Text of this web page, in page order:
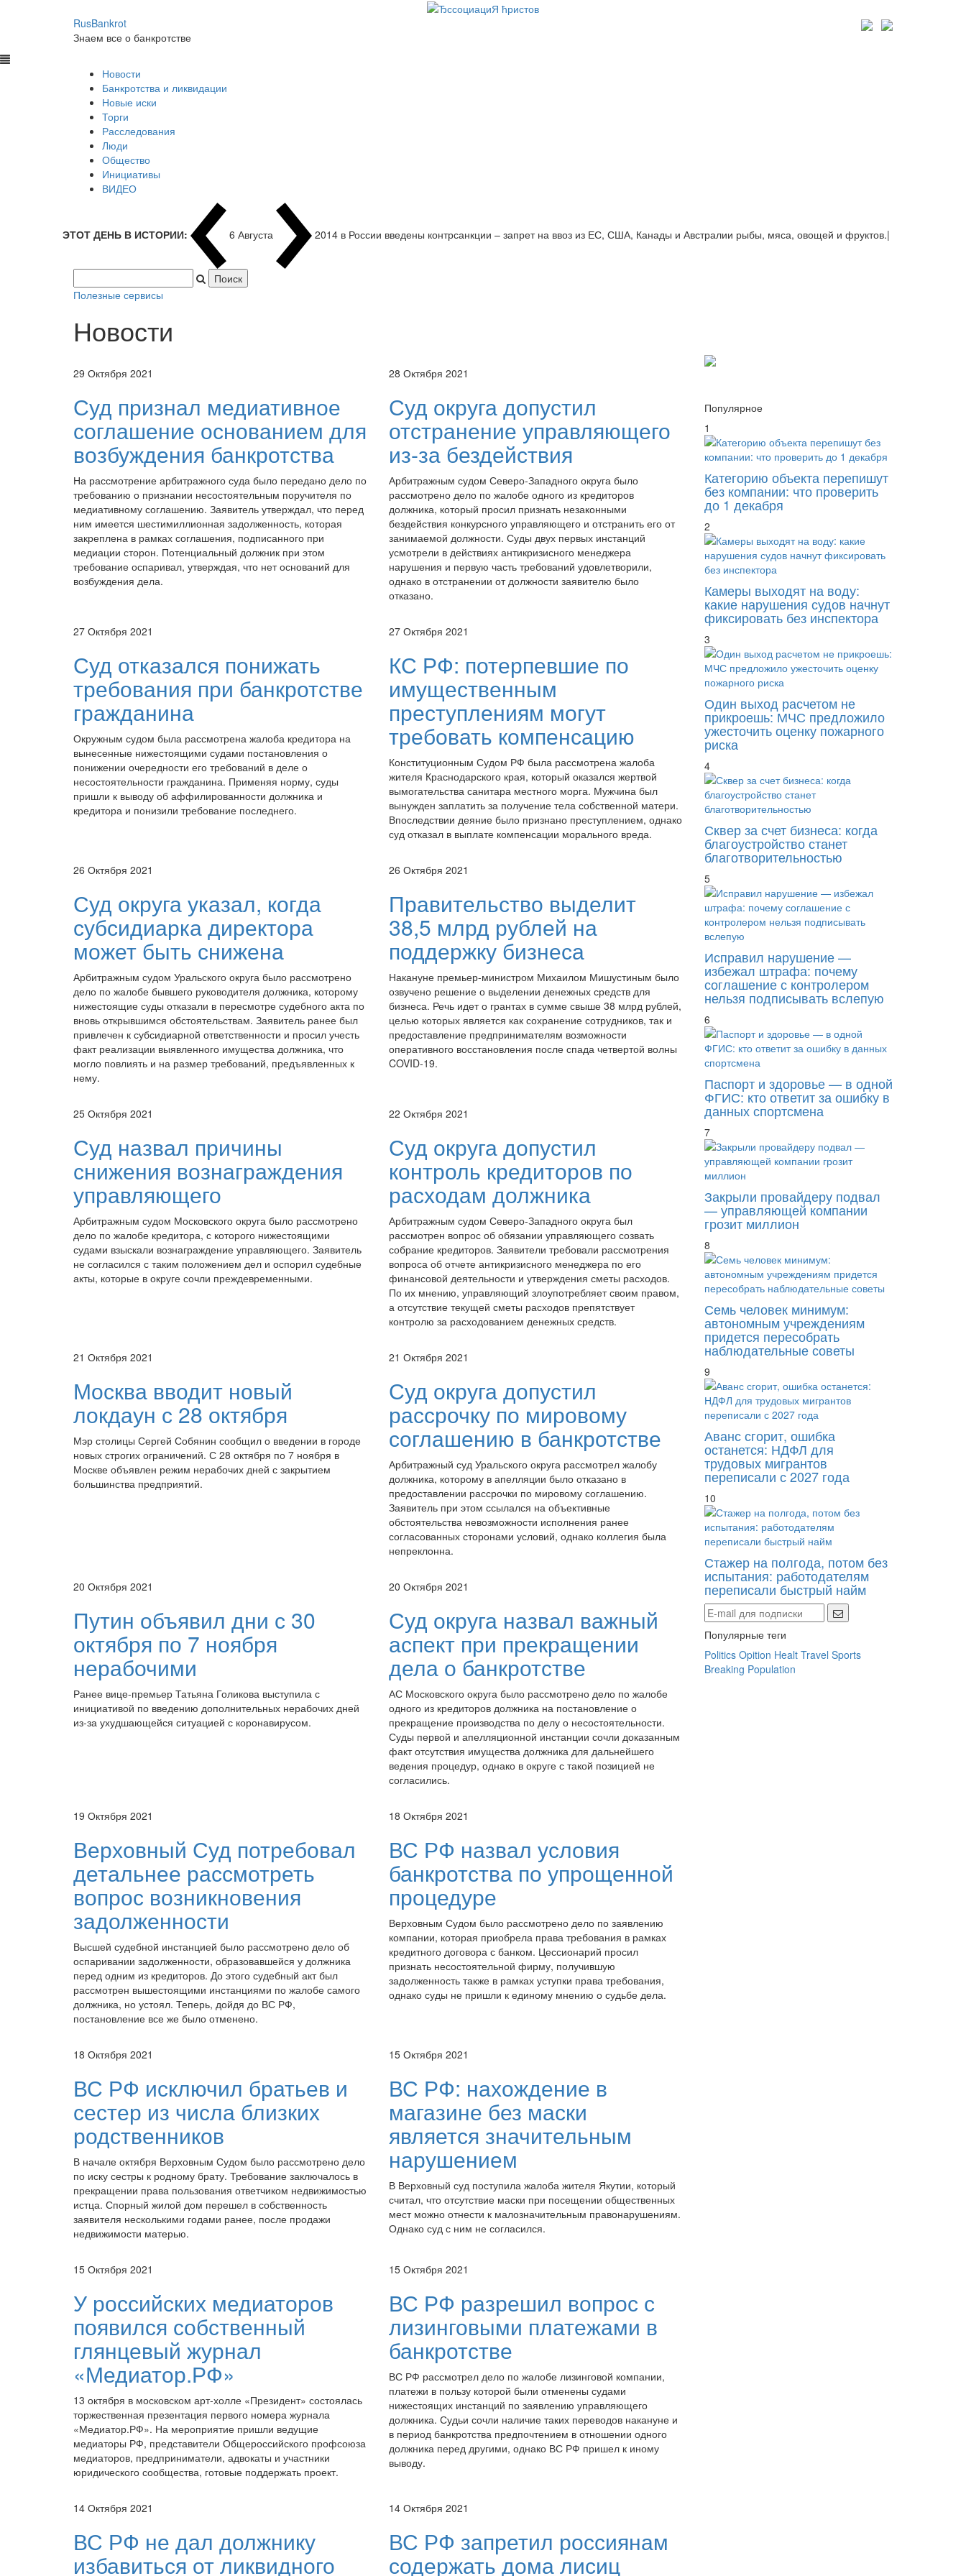
RusBankrot
Знаем все о банкротстве
Новости
Банкротства и ликвидации
Новые иски
Торги
Расследования
Люди
Общество
Инициативы
ВИДЕО
ЭТОТ ДЕНЬ В ИСТОРИИ: 6 Августа 2014 в России введены контрсанкции – запрет на ввоз из ЕС, США, Канады и Австралии рыбы, мяса, овощей и фруктов.|
Полезные сервисы
Новости
29 Октября 2021
Суд признал медиативное
соглашение основанием для
возбуждения банкротства
На рассмотрение арбитражного суда было передано дело по
требованию о признании несостоятельным поручителя по
медиативному соглашению. Заявитель утверждал, что перед
ним имеется шестимиллионная задолженность, которая
закреплена в рамках соглашения, подписанного при
медиации сторон. Потенциальный должник при этом
требование оспаривал, утверждая, что нет оснований для
возбуждения дела.
28 Октября 2021
Суд округа допустил
отстранение управляющего
из-за бездействия
Арбитражным судом Северо-Западного округа было
рассмотрено дело по жалобе одного из кредиторов
должника, который просил признать незаконными
бездействия конкурсного управляющего и отстранить его от
занимаемой должности. Суды двух первых инстанций
усмотрели в действиях антикризисного менеджера
нарушения и первую часть требований удовлетворили,
однако в отстранении от должности заявителю было
отказано.
27 Октября 2021
Суд отказался понижать
требования при банкротстве
гражданина
Окружным судом была рассмотрена жалоба кредитора на
вынесенные нижестоящими судами постановления о
понижении очередности его требований в деле о
несостоятельности гражданина. Применяя норму, суды
пришли к выводу об аффилированности должника и
кредитора и понизили требование последнего.
27 Октября 2021
КС РФ: потерпевшие по
имущественным
преступлениям могут
требовать компенсацию
Конституционным Судом РФ была рассмотрена жалоба
жителя Краснодарского края, который оказался жертвой
вымогательства санитара местного морга. Мужчина был
вынужден заплатить за получение тела собственной матери.
Впоследствии деяние было признано преступлением, однако
суд отказал в выплате компенсации морального вреда.
26 Октября 2021
Суд округа указал, когда
субсидиарка директора
может быть снижена
Арбитражным судом Уральского округа было рассмотрено
дело по жалобе бывшего руководителя должника, которому
нижестоящие суды отказали в пересмотре судебного акта по
вновь открывшимся обстоятельствам. Заявитель ранее был
привлечен к субсидиарной ответственности и просил учесть
факт реализации выявленного имущества должника, что
могло повлиять и на размер требований, предъявленных к
нему.
26 Октября 2021
Правительство выделит
38,5 млрд рублей на
поддержку бизнеса
Накануне премьер-министром Михаилом Мишустиным было
озвучено решение о выделении денежных средств для
бизнеса. Речь идет о грантах в сумме свыше 38 млрд рублей,
целью которых является как сохранение сотрудников, так и
предоставление предпринимателям возможности
оперативного восстановления после спада четвертой волны
COVID-19.
25 Октября 2021
Суд назвал причины
снижения вознаграждения
управляющего
Арбитражным судом Московского округа было рассмотрено
дело по жалобе кредитора, с которого нижестоящими
судами взыскали вознаграждение управляющего. Заявитель
не согласился с таким положением дел и оспорил судебные
акты, которые в округе сочли преждевременными.
22 Октября 2021
Суд округа допустил
контроль кредиторов по
расходам должника
Арбитражным судом Северо-Западного округа был
рассмотрен вопрос об обязании управляющего созвать
собрание кредиторов. Заявители требовали рассмотрения
вопроса об отчете антикризисного менеджера по его
финансовой деятельности и утверждения сметы расходов.
По их мнению, управляющий злоупотребляет своим правом,
а отсутствие текущей сметы расходов препятствует
контролю за расходованием денежных средств.
21 Октября 2021
Москва вводит новый
локдаун с 28 октября
Мэр столицы Сергей Собянин сообщил о введении в городе
новых строгих ограничений. С 28 октября по 7 ноября в
Москве объявлен режим нерабочих дней с закрытием
большинства предприятий.
21 Октября 2021
Суд округа допустил
рассрочку по мировому
соглашению в банкротстве
Арбитражный суд Уральского округа рассмотрел жалобу
должника, которому в апелляции было отказано в
предоставлении рассрочки по мировому соглашению.
Заявитель при этом ссылался на объективные
обстоятельства невозможности исполнения ранее
согласованных сторонами условий, однако коллегия была
непреклонна.
20 Октября 2021
Путин объявил дни с 30
октября по 7 ноября
нерабочими
Ранее вице-премьер Татьяна Голикова выступила с
инициативой по введению дополнительных нерабочих дней
из-за ухудшающейся ситуацией с коронавирусом.
20 Октября 2021
Суд округа назвал важный
аспект при прекращении
дела о банкротстве
АС Московского округа было рассмотрено дело по жалобе
одного из кредиторов должника на постановление о
прекращение производства по делу о несостоятельности.
Суды первой и апелляционной инстанции сочли доказанным
факт отсутствия имущества должника для дальнейшего
ведения процедур, однако в округе с такой позицией не
согласились.
19 Октября 2021
Верховный Суд потребовал
детальнее рассмотреть
вопрос возникновения
задолженности
Высшей судебной инстанцией было рассмотрено дело об
оспаривании задолженности, образовавшейся у должника
перед одним из кредиторов. До этого судебный акт был
рассмотрен вышестоящими инстанциями по жалобе самого
должника, но устоял. Теперь, дойдя до ВС РФ,
постановление все же было отменено.
18 Октября 2021
ВС РФ назвал условия
банкротства по упрощенной
процедуре
Верховным Судом было рассмотрено дело по заявлению
компании, которая приобрела права требования в рамках
кредитного договора с банком. Цессионарий просил
признать несостоятельной фирму, получившую
задолженность также в рамках уступки права требования,
однако суды не пришли к единому мнению о судьбе дела.
18 Октября 2021
ВС РФ исключил братьев и
сестер из числа близких
родственников
В начале октября Верховным Судом было рассмотрено дело
по иску сестры к родному брату. Требование заключалось в
прекращении права пользования ответчиком недвижимостью
истца. Спорный жилой дом перешел в собственность
заявителя несколькими годами ранее, после продажи
недвижимости матерью.
15 Октября 2021
ВС РФ: нахождение в
магазине без маски
является значительным
нарушением
В Верховный суд поступила жалоба жителя Якутии, который
считал, что отсутствие маски при посещении общественных
мест можно отнести к малозначительным правонарушениям.
Однако суд с ним не согласился.
15 Октября 2021
У российских медиаторов
появился собственный
глянцевый журнал
«Медиатор.РФ»
13 октября в московском арт-холле «Президент» состоялась
торжественная презентация первого номера журнала
«Медиатор.РФ». На мероприятие пришли ведущие
медиаторы РФ, представители Общероссийского профсоюза
медиаторов, предприниматели, адвокаты и участники
юридического сообщества, готовые поддержать проект.
15 Октября 2021
ВС РФ разрешил вопрос с
лизинговыми платежами в
банкротстве
ВС РФ рассмотрел дело по жалобе лизинговой компании,
платежи в пользу которой были отменены судами
нижестоящих инстанций по заявлению управляющего
должника. Судьи сочли наличие таких переводов накануне и
в период банкротства предпочтением в отношении одного
должника перед другими, однако ВС РФ пришел к иному
выводу.
14 Октября 2021
ВС РФ не дал должнику
избавиться от ликвидного
14 Октября 2021
ВС РФ запретил россиянам
содержать дома лисиц
Популярное
1
Категорию объекта перепишут
без компании: что проверить
до 1 декабря
2
Камеры выходят на воду:
какие нарушения судов начнут
фиксировать без инспектора
3
Один выход расчетом не
прикроешь: МЧС предложило
ужесточить оценку пожарного
риска
4
Сквер за счет бизнеса: когда
благоустройство станет
благотворительностью
5
Исправил нарушение —
избежал штрафа: почему
соглашение с контролером
нельзя подписывать вслепую
6
Паспорт и здоровье — в одной
ФГИС: кто ответит за ошибку в
данных спортсмена
7
Закрыли провайдеру подвал
— управляющей компании
грозит миллион
8
Семь человек минимум:
автономным учреждениям
придется пересобрать
наблюдательные советы
9
Аванс сгорит, ошибка
останется: НДФЛ для
трудовых мигрантов
переписали с 2027 года
10
Стажер на полгода, потом без
испытания: работодателям
переписали быстрый найм
Популярные теги
Politics Opition Healt Travel Sports
Breaking Population